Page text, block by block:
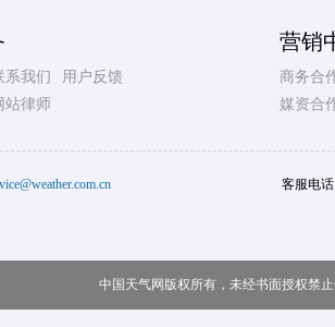
系我们
用户反馈
站律师
营销
商务合
媒资合
客服电
中国天气网版权所有，未经书面授权